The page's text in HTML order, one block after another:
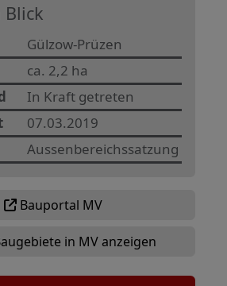
Blick
Gülzow-Prüzen
ca. 2,2 ha
In Kraft getreten
07.03.2019
Aussenbereichssatzung
Bauportal MV
in MV anzeigen